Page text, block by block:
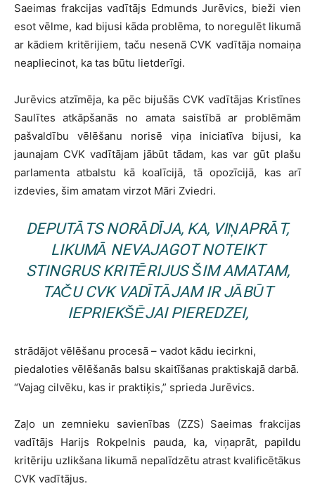
Saeimas frakcijas vadītājs Edmunds Jurēvics, bieži vien
esot vēlme, kad bijusi kāda problēma, to noregulēt likumā
ar kādiem kritērijiem, taču nesenā CVK vadītāja nomaiņa
neapliecinot, ka tas būtu lietderīgi.
Jurēvics atzīmēja, ka pēc bijušās CVK vadītājas Kristīnes
Saulītes atkāpšanās no amata saistībā ar problēmām
pašvaldību vēlēšanu norisē viņa iniciatīva bijusi, ka
jaunajam CVK vadītājam jābūt tādam, kas var gūt plašu
parlamenta atbalstu kā koalīcijā, tā opozīcijā, kas arī
izdevies, šim amatam virzot Māri Zviedri.
DEPUTĀTS NORĀDĪJA, KA, VIŅAPRĀT,
LIKUMĀ NEVAJAGOT NOTEIKT
STINGRUS KRITĒRIJUS ŠIM AMATAM,
TAČU CVK VADĪTĀJAM IR JĀBŪT
IEPRIEKŠĒJAI PIEREDZEI,
strādājot vēlēšanu procesā – vadot kādu iecirkni,
piedaloties vēlēšanās balsu skaitīšanas praktiskajā darbā.
“Vajag cilvēku, kas ir praktiķis,” sprieda Jurēvics.
Zaļo un zemnieku savienības (ZZS) Saeimas frakcijas
vadītājs Harijs Rokpelnis pauda, ka, viņaprāt, papildu
kritēriju uzlikšana likumā nepalīdzētu atrast kvalificētākus
CVK vadītājus.